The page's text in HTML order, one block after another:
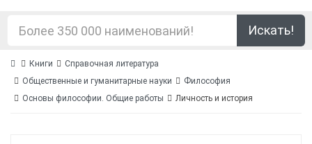
Искать!
Книги
Справочная литература
Общественные и гуманитарные науки
Философия
Основы философии. Общие работы
Личность и история